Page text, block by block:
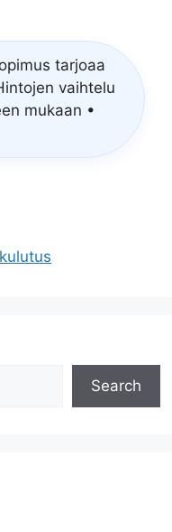
tarjoaa
vaihtelu
mukaan •
Search